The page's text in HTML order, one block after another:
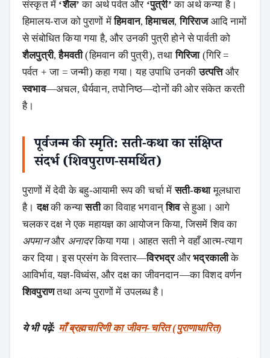
संस्कृत में ‘शैल’ का अर्थ पर्वत और ‘पुत्री’ का अर्थ कन्या है।
हिमालय‑राज को पुराणों मेंहिमवान,हिमाचल,गिरिराजआदि नामों
से संबोधित किया गया है, और उनकी पुत्री होने से पार्वती को
शैलपुत्री,हैमवती(हिमवान की पुत्री), तथागिरिजा(गिरि =
पर्वत + जा = जन्मी) कहा गया। यह उपाधि उनकीउत्पत्तिऔर
स्वभाव—अचल, धैर्यवान, तपोनिष्ठ—दोनों की ओर संकेत करती
है।
पूर्वजन्म की स्मृति: सती‑कथा का संक्षिप्त
संदर्भ (शिवपुराण‑समर्थित)
पुराणों में देवी के बहु‑आयामी रूप की चर्चा मेंसती‑कथामूलधारा
है।दक्षकी कन्यासतीका विवाह भगवान्शिवसे हुआ। आगे
चलकर दक्ष ने एक महायज्ञ का आयोजन किया, जिसमें शिव का
अपमानऔर अनादरकिया गया। आहत सती ने वहाँ आत्म‑त्याग
कर दिया। इस प्रसंग के विस्तार—विरभद्रऔरभद्रकालीके
आविर्भाव, यज्ञ‑विध्वंस, और दक्ष का जीवनदान—का विशद वर्णन
शिवपुराणतथा अन्य पुराणों में उपलब्ध है।
ये भी पढ़ें: माँ ब्रह्मचारिणी का जीवन‑चरित (पुराणाधारित)